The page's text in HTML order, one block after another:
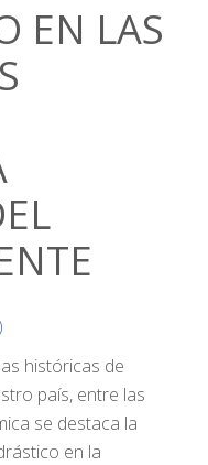
EN LAS
históricas de
país, entre las
se destaca la
en la